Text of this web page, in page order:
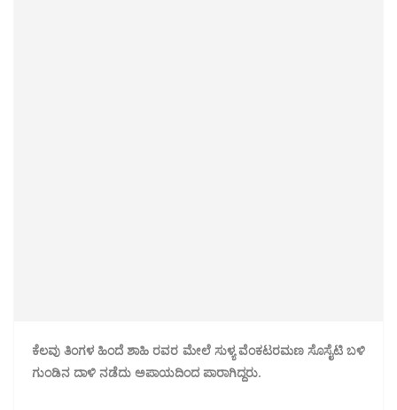
ಕೆಲವು ತಿಂಗಳ ಹಿಂದೆ ಶಾಹಿ ರವರ ಮೇಲೆ ಸುಳ್ಯ ವೆಂಕಟರಮಣ ಸೊಸೈಟಿ ಬಳಿ
ಗುಂಡಿನ ದಾಳಿ ನಡೆದು ಅಪಾಯದಿಂದ ಪಾರಾಗಿದ್ದರು.